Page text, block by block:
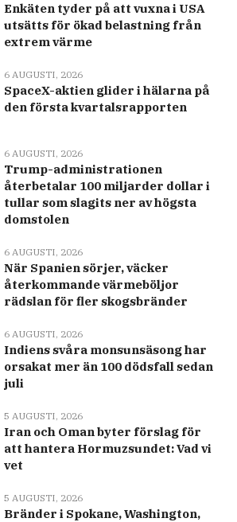
Enkäten tyder på att vuxna i USA
utsätts för ökad belastning från
extrem värme
6 AUGUSTI, 2026
SpaceX-aktien glider i hälarna på
den första kvartalsrapporten
6 AUGUSTI, 2026
Trump-administrationen
återbetalar 100 miljarder dollar i
tullar som slagits ner av högsta
domstolen
6 AUGUSTI, 2026
När Spanien sörjer, väcker
återkommande värmeböljor
rädslan för fler skogsbränder
6 AUGUSTI, 2026
Indiens svåra monsunsäsong har
orsakat mer än 100 dödsfall sedan
juli
5 AUGUSTI, 2026
Iran och Oman byter förslag för
att hantera Hormuzsundet: Vad vi
vet
5 AUGUSTI, 2026
Bränder i Spokane, Washington,